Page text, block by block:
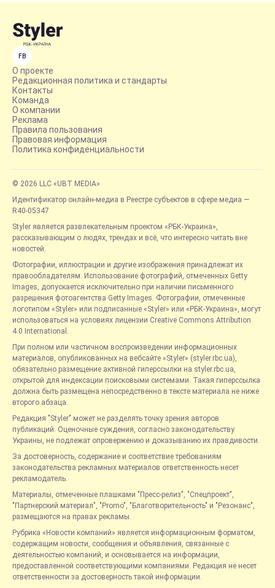
FB
О проекте
Редакционная политика и стандарты
Контакты
Команда
О компании
Реклама
Правила пользования
Правовая информация
Политика конфиденциальности
© 2026 LLC «UBT MEDIA»
Идентификатор онлайн-медиа в Реестре субъектов в сфере медиа —
R40-05347
Styler является развлекательным проектом «РБК-Украина»,
рассказывающим о людях, трендах и всё, что интересно читать вне
новостей.
Фотографии, иллюстрации и другие изображения принадлежат их
правообладателям. Использование фотографий, отмеченных Getty
Images, допускается исключительно при наличии письменного
разрешения фотоагентства Getty Images. Фотографии, отмеченные
логотипом «Styler» или подписанные «Styler» или «РБК-Украина», могут
использоваться на условиях лицензии Creative Commons Attribution
4.0 International.
При полном или частичном воспроизведении информационных
материалов, опубликованных на вебсайте «Styler» (styler.rbc.ua),
обязательно размещение активной гиперссылки на styler.rbc.ua,
открытой для индексации поисковыми системами. Такая гиперссылка
должна быть размещена непосредственно в тексте материала не ниже
второго абзаца.
Редакция "Styler" может не разделять точку зрения авторов
публикаций. Оценочные суждения, согласно законодательству
Украины, не подлежат опровержению и доказыванию их правдивости.
За достоверность, содержание и соответствие требованиям
законодательства рекламных материалов ответственность несет
рекламодатель.
Материалы, отмеченные плашками "Пресс-релиз", "Спецпроект",
"Партнерский материал", "Promo", "Благотворительность" и "Резонанс",
размещаются на правах рекламы.
Рубрика «Новости компаний» является информационным форматом,
содержащим новости, сообщения и объявления, связанные с
деятельностью компаний, и основывается на информации,
предоставленной соответствующими компаниями. Редакция не несет
ответственности за достоверность такой информации.